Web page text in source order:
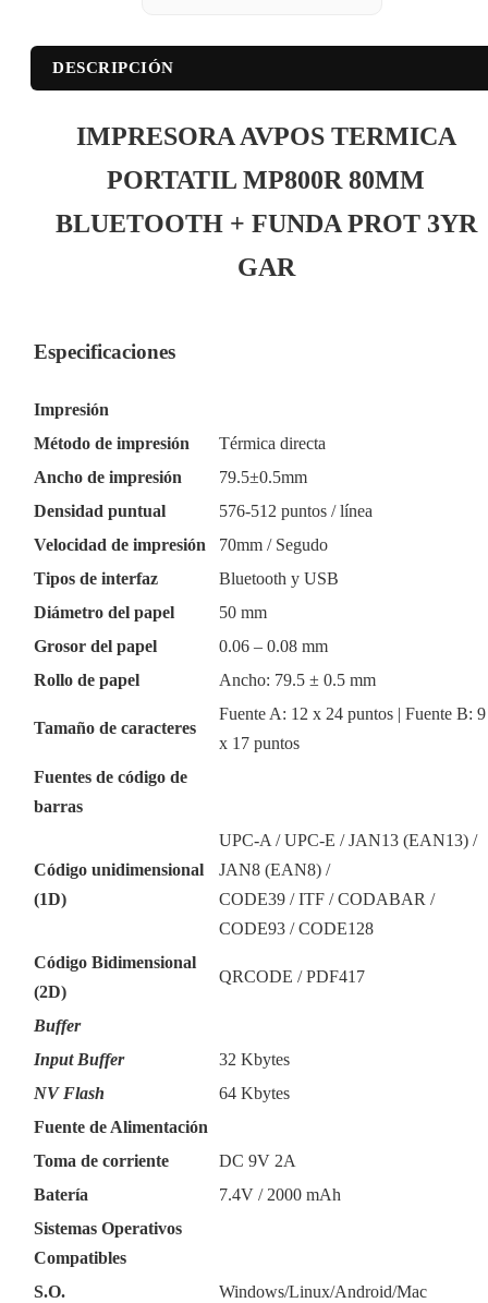
DESCRIPCIÓN
IMPRESORA AVPOS TERMICA
PORTATIL MP800R 80MM
BLUETOOTH + FUNDA PROT 3YR
GAR
Especificaciones
Impresión
Método de impresión
Térmica directa
Ancho de impresión
79.5±0.5mm
Densidad puntual
576-512 puntos / línea
Velocidad de impresión
70mm / Segudo
Tipos de interfaz
Bluetooth y USB
Diámetro del papel
50 mm
Grosor del papel
0.06 – 0.08 mm
Rollo de papel
Ancho: 79.5 ± 0.5 mm
Tamaño de caracteres
Fuente A: 12 x 24 puntos | Fuente B: 9
x 17 puntos
Fuentes de código de
barras
Código unidimensional
(1D)
UPC-A / UPC-E / JAN13 (EAN13) /
JAN8 (EAN8) /
CODE39 / ITF / CODABAR /
CODE93 / CODE128
Código Bidimensional
(2D)
QRCODE / PDF417
Buffer
Input Buffer
32 Kbytes
NV Flash
64 Kbytes
Fuente de Alimentación
Toma de corriente
DC 9V 2A
Batería
7.4V / 2000 mAh
Sistemas Operativos
Compatibles
S.O.
Windows/Linux/Android/Mac